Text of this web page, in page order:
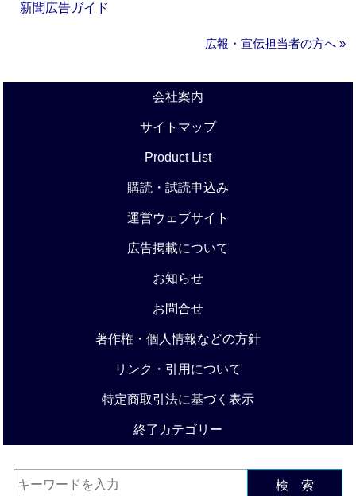
新聞広告ガイド
広報・宣伝担当者の方へ »
会社案内
サイトマップ
Product List
購読・試読申込み
運営ウェブサイト
広告掲載について
お知らせ
お問合せ
著作権・個人情報などの方針
リンク・引用について
特定商取引法に基づく表示
終了カテゴリー
検 索